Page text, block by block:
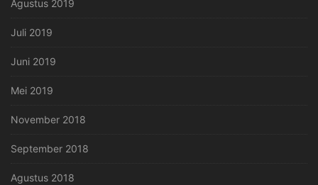
Agustus 2019
Juli 2019
Juni 2019
Mei 2019
November 2018
September 2018
Agustus 2018